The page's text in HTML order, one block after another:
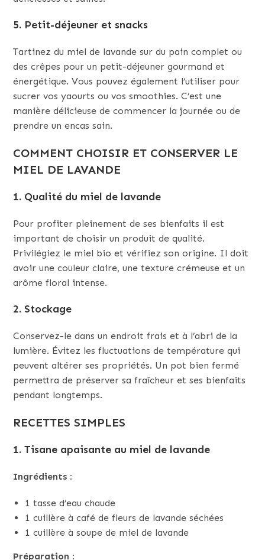
5. Petit-déjeuner et snacks
Tartinez du miel de lavande sur du pain complet ou
des crêpes pour un petit-déjeuner gourmand et
énergétique. Vous pouvez également l’utiliser pour
sucrer vos yaourts ou vos smoothies. C’est une
manière délicieuse de commencer la journée ou de
prendre un encas sain.
COMMENT CHOISIR ET CONSERVER LE
MIEL DE LAVANDE
1. Qualité du miel de lavande
Pour profiter pleinement de ses bienfaits il est
important de choisir un produit de qualité.
Privilégiez le miel bio et vérifiez son origine. Il doit
avoir une couleur claire, une texture crémeuse et un
arôme floral intense.
2. Stockage
Conservez-le dans un endroit frais et à l’abri de la
lumière. Évitez les fluctuations de température qui
peuvent altérer ses propriétés. Un pot bien fermé
permettra de préserver sa fraîcheur et ses bienfaits
pendant longtemps.
RECETTES SIMPLES
1. Tisane apaisante au miel de lavande
Ingrédients :
1 tasse d’eau chaude
1 cuillère à café de fleurs de lavande séchées
1 cuillère à soupe de miel de lavande
Préparation :